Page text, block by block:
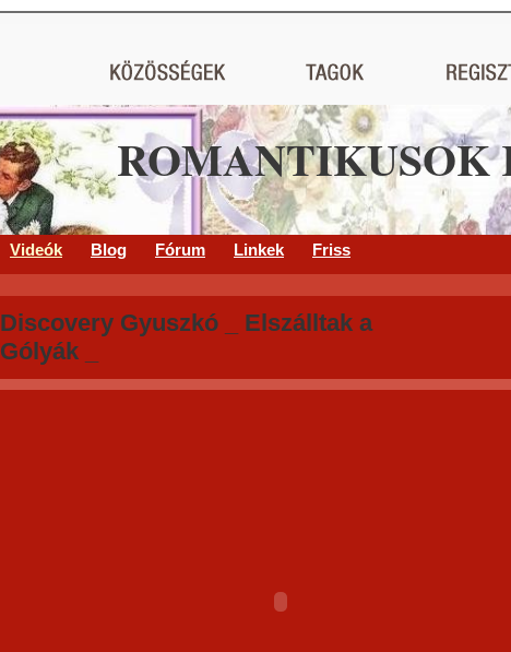
ROMANTIKUSOK
Videók Blog Fórum Linkek Friss
Discovery Gyuszkó _ Elszálltak a
Gólyák _